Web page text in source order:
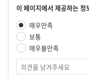
콘
츠
만
족
도
조
사
이 페이지에서 제공하는
만
족
도
평
가
매우만족
보통
매우불만족
견